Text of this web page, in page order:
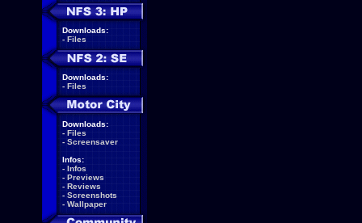
Downloads:
- Files
Downloads:
- Files
Downloads:
- Files
- Screensaver
Infos:
- Infos
- Previews
- Reviews
- Screenshots
- Wallpaper